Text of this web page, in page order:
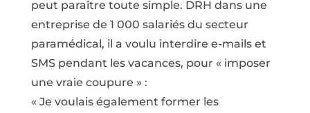
peut paraître toute simple. DRH dans une
entreprise de 1 000 salariés du secteur
paramédical, il a voulu interdire e-mails et
SMS pendant les vacances, pour « imposer
une vraie coupure » :
« Je voulais également former les